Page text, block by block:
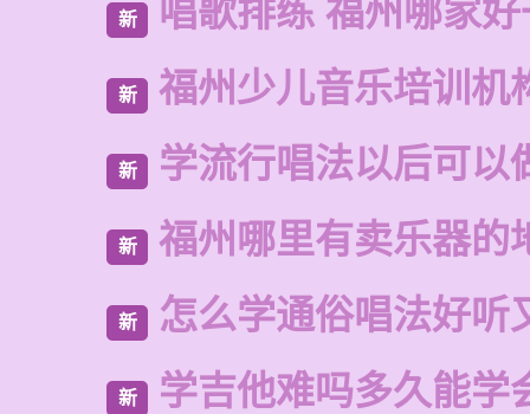
新 唱歌排练 福州哪家
新 福州少儿音乐培训机
新 学流行唱法以后可以
新 福州哪里有卖乐器的
新 怎么学通俗唱法好听
新 学吉他难吗多久能学